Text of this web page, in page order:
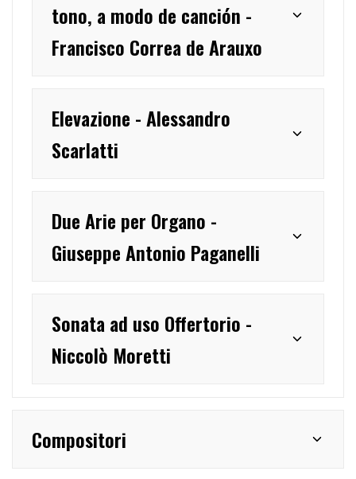
tono, a modo de canción -
Francisco Correa de Arauxo
Elevazione - Alessandro
Scarlatti
Due Arie per Organo -
Giuseppe Antonio Paganelli
Sonata ad uso Offertorio -
Niccolò Moretti
Compositori